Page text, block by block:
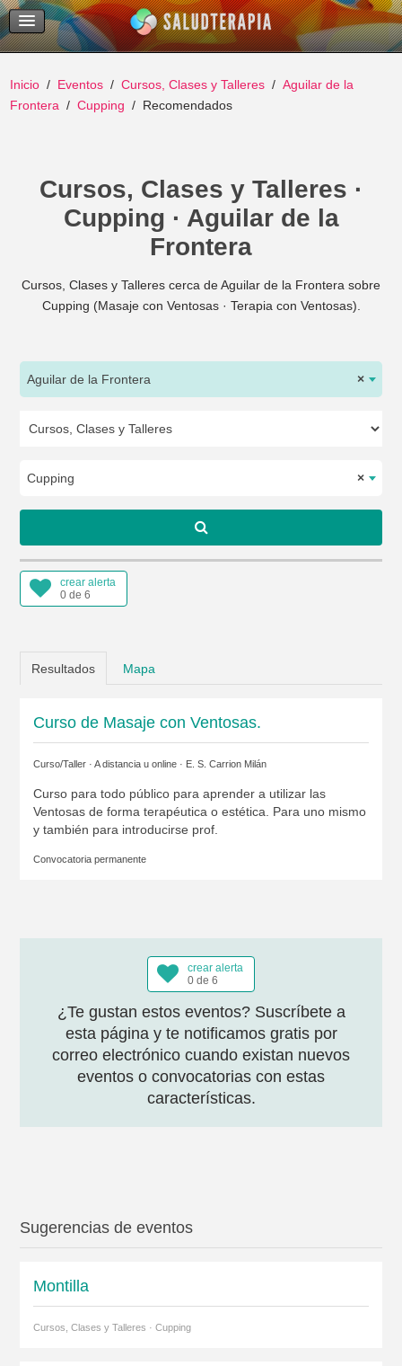
Temas Recientes
Buscar
Inicio Eventos Cursos, Clases y Talleres
Aguilar de la
Frontera
Cupping Recomendados
Cursos, Clases y Talleres ·
Cupping · Aguilar de la
Frontera
Cursos, Clases y Talleres cerca de Aguilar de la Frontera sobre
Cupping (Masaje con Ventosas · Terapia con Ventosas).
×
Aguilar de la Frontera
×
Cupping
crear alerta
0 de 6
Resultados Mapa
Curso de Masaje con Ventosas.
Curso/Taller · A distancia u online · E. S. Carrion Milán
Curso para todo público para aprender a utilizar las
Ventosas de forma terapéutica o estética. Para uno mismo
y también para introducirse prof.
Convocatoria permanente
crear alerta
0 de 6
¿Te gustan estos eventos? Suscríbete a
esta página y te notificamos gratis por
correo electrónico cuando existan nuevos
eventos o convocatorias con estas
características.
Sugerencias de eventos
Montilla
Cursos, Clases y Talleres · Cupping